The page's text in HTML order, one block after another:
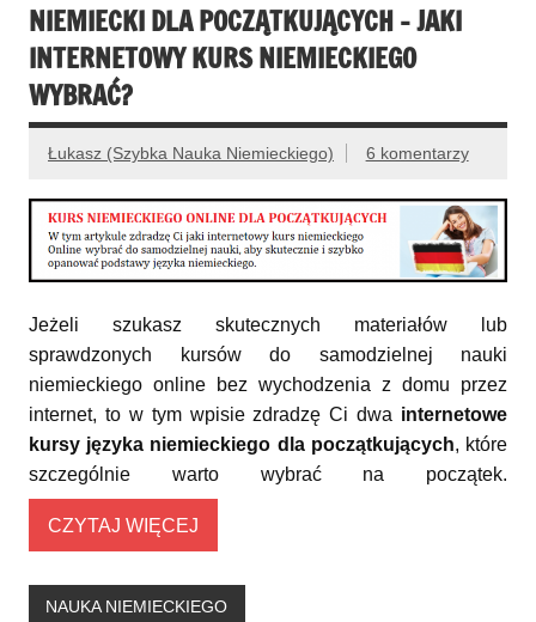
NIEMIECKI DLA POCZĄTKUJĄCYCH – JAKI
INTERNETOWY KURS NIEMIECKIEGO
WYBRAĆ?
Łukasz (Szybka Nauka Niemieckiego) 6 komentarzy
Jeżeli szukasz skutecznych materiałów lub
sprawdzonych kursów do samodzielnej nauki
niemieckiego online bez wychodzenia z domu przez
internet, to w tym wpisie zdradzę Ci dwa internetowe
kursy języka niemieckiego dla początkujących, które
szczególnie warto wybrać na początek.
CZYTAJ WIĘCEJ
NAUKA NIEMIECKIEGO